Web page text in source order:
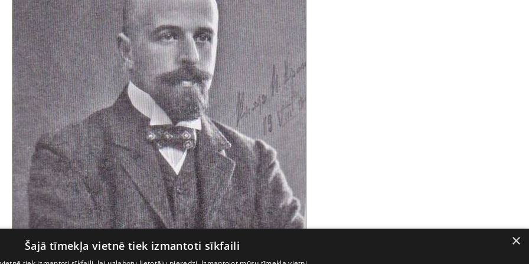
×
Šajā tīmekļa vietnē tiek izmantoti sīkfaili